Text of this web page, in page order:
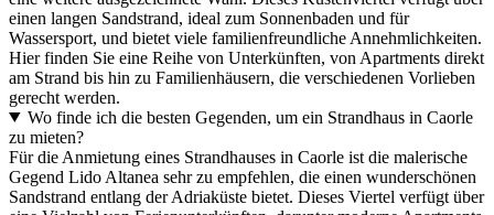
einen langen Sandstrand, ideal zum Sonnenbaden und für
Wassersport, und bietet viele familienfreundliche Annehmlichkeiten.
Hier finden Sie eine Reihe von Unterkünften, von Apartments direkt
am Strand bis hin zu Familienhäusern, die verschiedenen Vorlieben
gerecht werden.
Wo finde ich die besten Gegenden, um ein Strandhaus in Caorle
zu mieten?
Für die Anmietung eines Strandhauses in Caorle ist die malerische
Gegend Lido Altanea sehr zu empfehlen, die einen wunderschönen
Sandstrand entlang der Adriaküste bietet. Dieses Viertel verfügt über